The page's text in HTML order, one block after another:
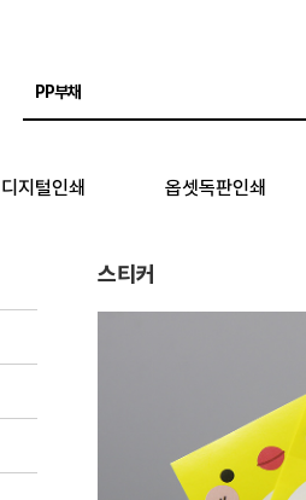
디지털인쇄 옵셋독판인쇄
스티커